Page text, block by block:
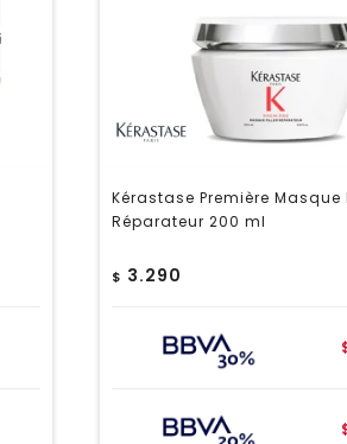
Kérastase Première Masque
Réparateur 200 ml
$ 3.290